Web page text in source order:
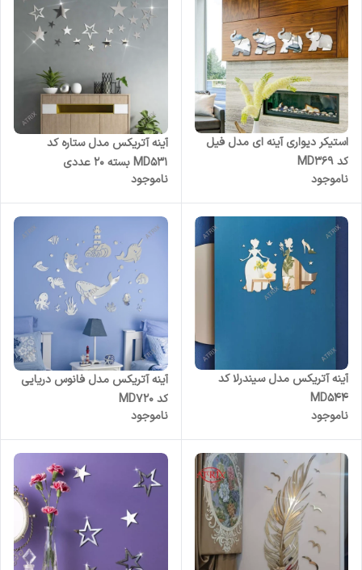
استیکر دیواری آینه ای مدل فیل
کد MD369
ناموجود
آینه آتریکس مدل ستاره کد
MD531 بسته 20 عددی
ناموجود
آینه آتریکس مدل سیندرلا کد
MD544
ناموجود
آینه آتریکس مدل فانوس دریایی
کد MD720
ناموجود